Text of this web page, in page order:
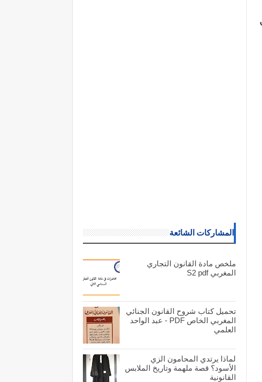
المشاركات الشائعة
ملخص مادة القانون التجاري
المغربي S2 pdf
تحميل كتاب شروح القانون الجنائي
المغربي الخاص PDF - عبد الواحد
العلمي
لماذا يرتدي المحامون الزي
الأسود؟ قصة ملهمة وتاريخ الملابس
القانونية